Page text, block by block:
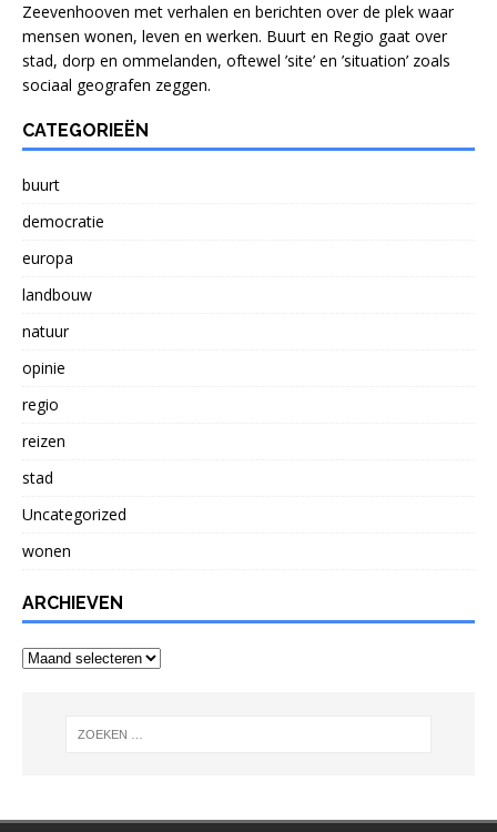
Zeevenhooven met verhalen en berichten over de plek waar
mensen wonen, leven en werken. Buurt en Regio gaat over
stad, dorp en ommelanden, oftewel ’site’ en ’situation’ zoals
sociaal geografen zeggen.
CATEGORIEËN
buurt
democratie
europa
landbouw
natuur
opinie
regio
reizen
stad
Uncategorized
wonen
ARCHIEVEN
Archieven